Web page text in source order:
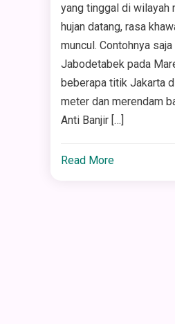
yang tinggal di wilayah
hujan datang, rasa
muncul. Contohnya
Jabodetabek pada
beberapa titik Jakarta
meter dan merendam
Anti Banjir […]
Read More